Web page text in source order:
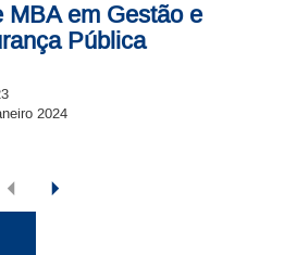
em Gestão e
Pública
2024